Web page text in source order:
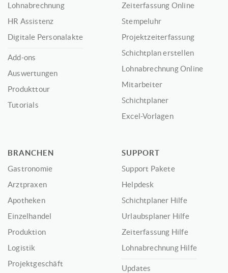
Lohnabrechnung
HR Assistenz
Digitale Personalakte
Add-ons
Auswertungen
Produkttour
Tutorials
Zeiterfassung Online
Stempeluhr
Projektzeiterfassung
Schichtplan erstellen
Lohnabrechnung Online
Mitarbeiter
Schichtplaner
Excel-Vorlagen
BRANCHEN
Gastronomie
Arztpraxen
Apotheken
Einzelhandel
Produktion
Logistik
Projektgeschäft
SUPPORT
Support Pakete
Helpdesk
Schichtplaner Hilfe
Urlaubsplaner Hilfe
Zeiterfassung Hilfe
Lohnabrechnung Hilfe
Updates